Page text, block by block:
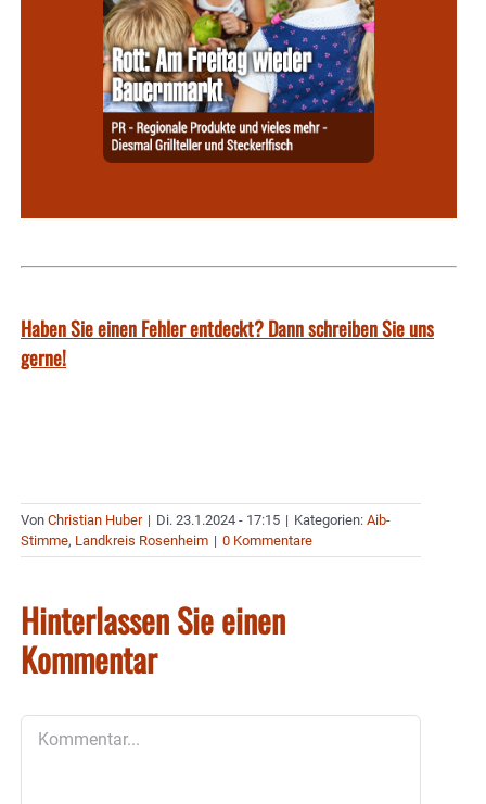
Haben Sie einen Fehler entdeckt? Dann schreiben Sie uns
gerne!
Von Christian Huber | Di. 23.1.2024 - 17:15 | Kategorien: Aib-
Stimme, Landkreis Rosenheim | 0 Kommentare
Hinterlassen Sie einen
Kommentar